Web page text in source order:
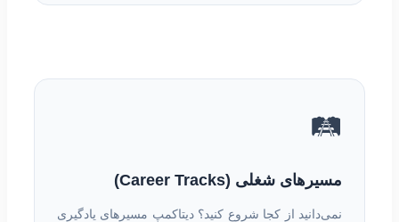
🛤️
مسیرهای شغلی (Career Tracks)
نمی‌دانید از کجا شروع کنید؟ دیتاکمپ مسیرهای یادگیری